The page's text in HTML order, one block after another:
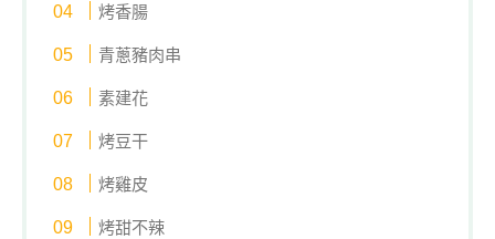
烤香腸
青蔥豬肉串
素建花
烤豆干
烤雞皮
烤甜不辣